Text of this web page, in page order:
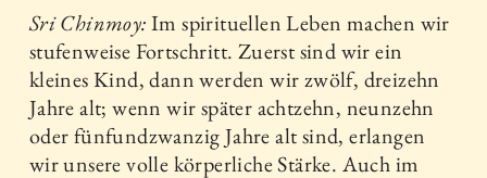
Sri Chinmoy:Im spirituellen Leben machen wir
stufenweise Fortschritt. Zuerst sind wir ein
kleines Kind, dann werden wir zwölf, dreizehn
Jahre alt; wenn wir später achtzehn, neunzehn
oder fünfundzwanzig Jahre alt sind, erlangen
wir unsere volle körperliche Stärke. Auch im